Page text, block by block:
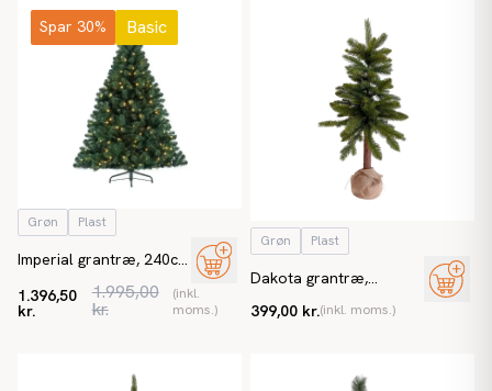
Spar 30% Basic
Grøn Plast
Imperial grantræ, 240cm
juletræ, brandh. EN71
1.396,50
kr.
1.995,00
kr.
(inkl.
moms.)
Grøn Plast
Dakota grantræ,
potte, PE, kunstigt
399,00 kr.(inkl. moms.)